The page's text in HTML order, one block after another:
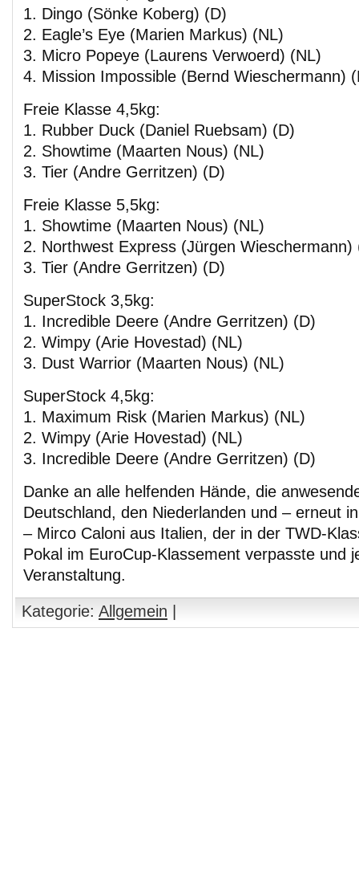
1. Dingo (Sönke Koberg) (D)
2. Eagle’s Eye (Marien Markus) (NL)
3. Micro Popeye (Laurens Verwoerd) (NL)
4. Mission Impossible (Bernd Wieschermann)
Freie Klasse 4,5kg:
1. Rubber Duck (Daniel Ruebsam) (D)
2. Showtime (Maarten Nous) (NL)
3. Tier (Andre Gerritzen) (D)
Freie Klasse 5,5kg:
1. Showtime (Maarten Nous) (NL)
2. Northwest Express (Jürgen Wieschermann)
3. Tier (Andre Gerritzen) (D)
SuperStock 3,5kg:
1. Incredible Deere (Andre Gerritzen) (D)
2. Wimpy (Arie Hovestad) (NL)
3. Dust Warrior (Maarten Nous) (NL)
SuperStock 4,5kg:
1. Maximum Risk (Marien Markus) (NL)
2. Wimpy (Arie Hovestad) (NL)
3. Incredible Deere (Andre Gerritzen) (D)
Danke an alle helfenden Hände, die
Deutschland, den Niederlanden und – erneut
– Mirco Caloni aus Italien, der in der TWD-
Pokal im EuroCup-Klassement verpasste und
Veranstaltung.
Kategorie: Allgemein